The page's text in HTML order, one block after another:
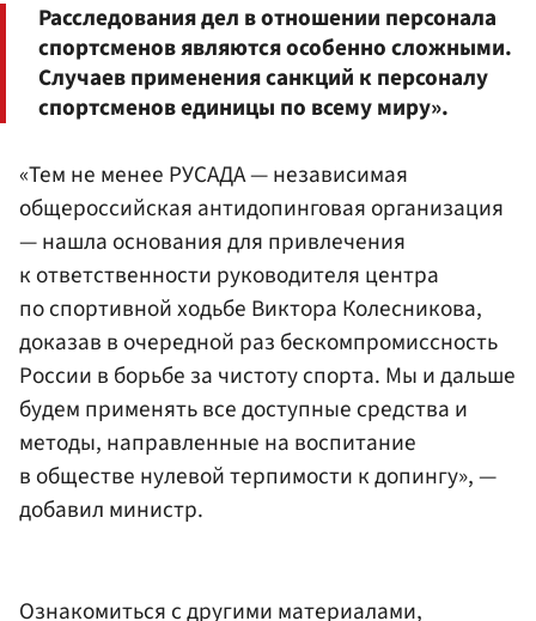
Расследования дел в отношении персонала
спортсменов являются особенно сложными.
Случаев применения санкций к персоналу
спортсменов единицы по всему миру».
«Тем не менее РУСАДА — независимая
общероссийская антидопинговая организация
— нашла основания для привлечения
к ответственности руководителя центра
по спортивной ходьбе Виктора Колесникова,
доказав в очередной раз бескомпромиссность
России в борьбе за чистоту спорта. Мы и дальше
будем применять все доступные средства и
методы, направленные на воспитание
в обществе нулевой терпимости к допингу», —
добавил министр.
Ознакомиться с другими материалами,